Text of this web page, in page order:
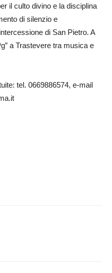
il culto divino e la disciplina
di silenzio e
di San Pietro. A
a Trastevere tra musica e
tel. 0669886574, e-mail